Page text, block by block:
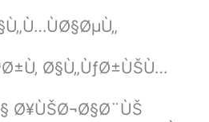
Ø§Ù„ÙƒØ±ÙŠÙ…
Ø¥ÙŠØ¬Ø§Ø¨ÙŠ